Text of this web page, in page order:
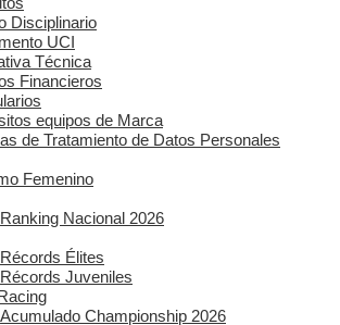
Disciplinario
UCI
Técnica
Financieros
equipos de Marca
de Tratamiento de Datos Personales
Femenino
Ranking Nacional 2026
Récords Élites
Récords Juveniles
Acumulado Championship 2026